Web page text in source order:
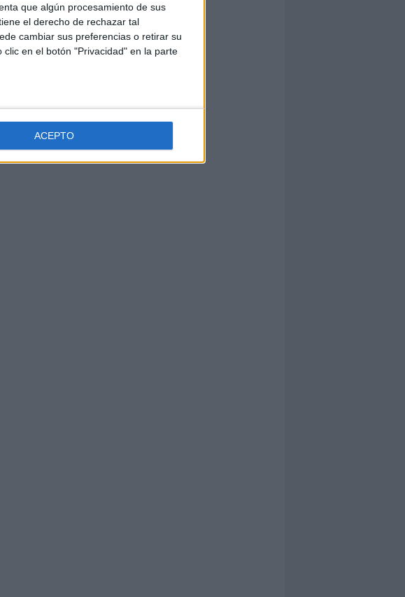
que algún procesamiento de sus
el derecho de rechazar tal
cambiar sus preferencias o retirar su
en el botón "Privacidad" en la parte
ACEPTO